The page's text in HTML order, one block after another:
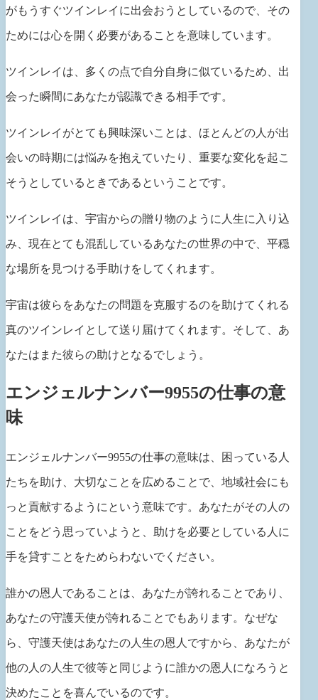
がもうすぐツインレイに出会おうとしているので、その
ためには心を開く必要があることを意味しています。
ツインレイは、多くの点で自分自身に似ているため、出
会った瞬間にあなたが認識できる相手です。
ツインレイがとても興味深いことは、ほとんどの人が出
会いの時期には悩みを抱えていたり、重要な変化を起こ
そうとしているときであるということです。
ツインレイは、宇宙からの贈り物のように人生に入り込
み、現在とても混乱しているあなたの世界の中で、平穏
な場所を見つける手助けをしてくれます。
宇宙は彼らをあなたの問題を克服するのを助けてくれる
真のツインレイとして送り届けてくれます。そして、あ
なたはまた彼らの助けとなるでしょう。
エンジェルナンバー9955の仕事の意
味
エンジェルナンバー9955の仕事の意味は、困っている人
たちを助け、大切なことを広めることで、地域社会にも
っと貢献するようにという意味です。あなたがその人の
ことをどう思っていようと、助けを必要としている人に
手を貸すことをためらわないでください。
誰かの恩人であることは、あなたが誇れることであり、
あなたの守護天使が誇れることでもあります。なぜな
ら、守護天使はあなたの人生の恩人ですから、あなたが
他の人の人生で彼等と同じように誰かの恩人になろうと
決めたことを喜んでいるのです。